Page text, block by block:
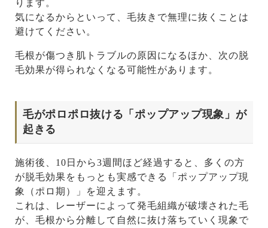
ります。
気になるからといって、毛抜きで無理に抜くことは
避けてください。
毛根が傷つき肌トラブルの原因になるほか、次の脱
毛効果が得られなくなる可能性があります。
毛がポロポロ抜ける「ポップアップ現象」が
起きる
施術後、10日から3週間ほど経過すると、多くの方
が脱毛効果をもっとも実感できる「ポップアップ現
象（ポロ期）」を迎えます。
これは、レーザーによって発毛組織が破壊された毛
が、毛根から分離して自然に抜け落ちていく現象で